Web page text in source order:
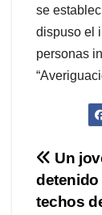
se
dispuso el
personas
de
Un
detenido
techos